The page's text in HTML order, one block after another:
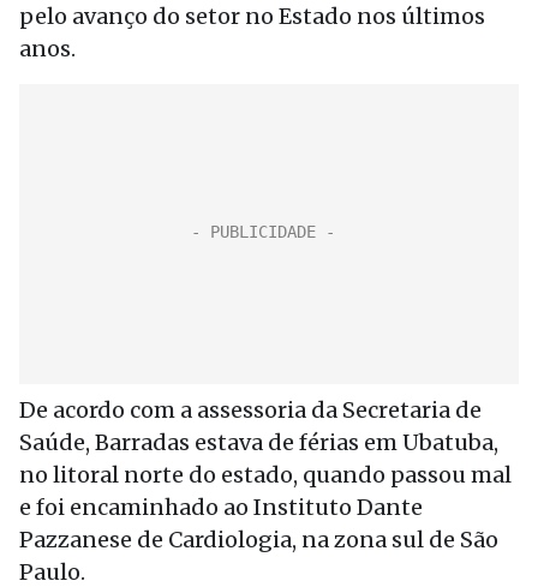
pelo avanço do setor no Estado nos últimos
anos.
De acordo com a assessoria da Secretaria de
Saúde, Barradas estava de férias em Ubatuba,
no litoral norte do estado, quando passou mal
e foi encaminhado ao Instituto Dante
Pazzanese de Cardiologia, na zona sul de São
Paulo.